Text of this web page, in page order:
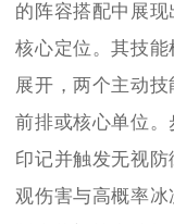
的阵容搭配中展
核心定位。其技能
展开，两个主动
前排或核心单位
印记并触发无视
观伤害与高概率